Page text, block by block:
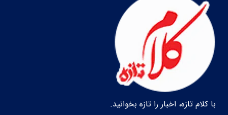
با کلام تازه، اخبار را تازه بخوانید.